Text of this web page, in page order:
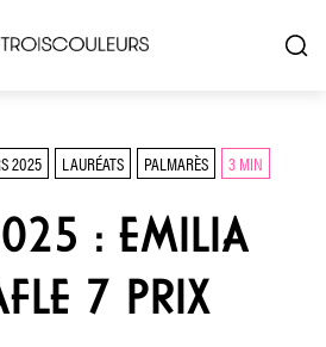
2025 LAURÉATS PALMARÈS 3 MIN
: EMILIA
7 PRIX